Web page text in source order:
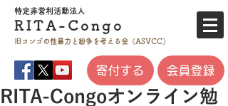
特定非営利活動法人
RITA- Co ngo
旧コンゴの性暴力と 紛争を考える会（ASVCC）
寄付する 会員登録
RITA-Congoオンライン勉